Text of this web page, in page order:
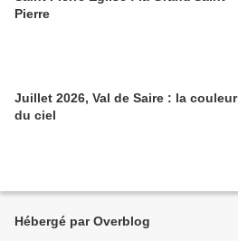
Pierre
Juillet 2026, Val de Saire : la couleur
du ciel
Hébergé par Overblog